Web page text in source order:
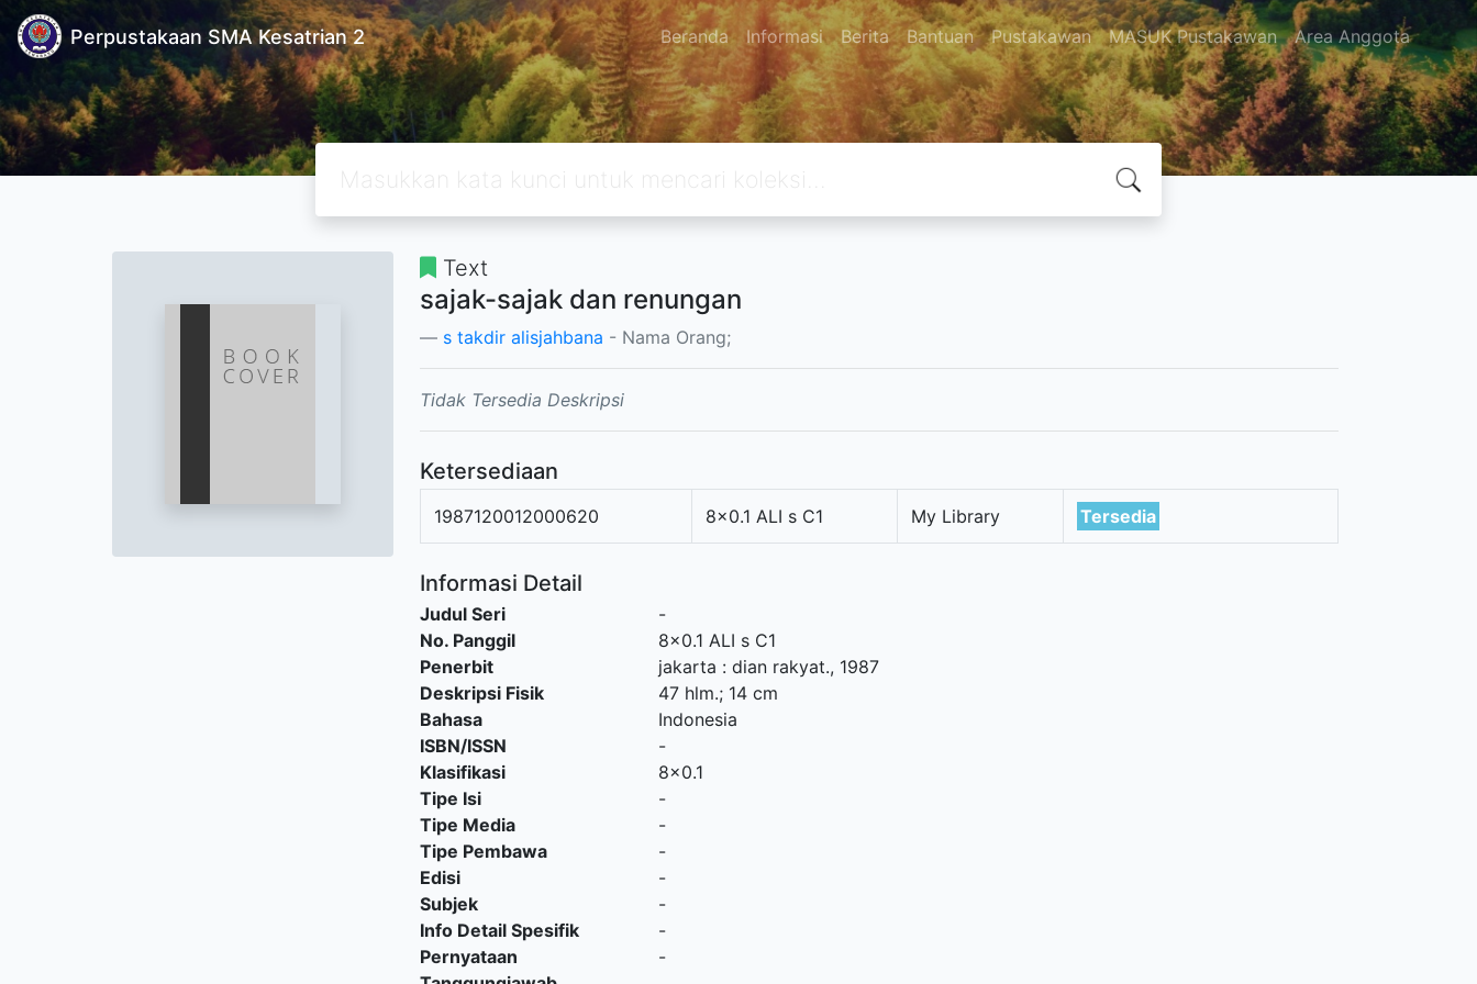
Perpustakaan SMA Kesatrian 2 Beranda Informasi Berita Bantuan Pustakawan MASUK Pustakawan Area Anggota
Text
sajak-sajak dan renungan
s takdir alisjahbana - Nama Orang;
Tidak Tersedia Deskripsi
Ketersediaan
1987120012000620 8x0.1 ALI s C1 My Library Tersedia
Informasi Detail
Judul Seri
-
No. Panggil
8x0.1 ALI s C1
Penerbit
jakarta : dian rakyat., 1987
Deskripsi Fisik
47 hlm.; 14 cm
Bahasa
Indonesia
ISBN/ISSN
-
Klasifikasi
8x0.1
Tipe Isi
-
Tipe Media
-
Tipe Pembawa
-
Edisi
-
Subjek
-
Info Detail Spesifik
-
Pernyataan
-